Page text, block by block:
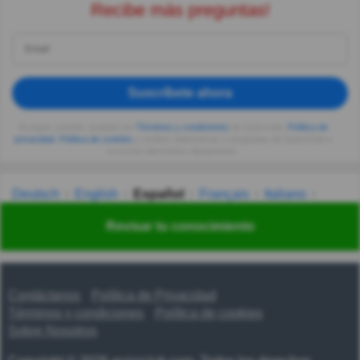
Revisar tu conocimiento
Recibe más preguntas!
Suscríbete ahora
privacidad
Deutsch English Español Français
Italiano
Українська हिन्दी 한국어 汉语
Contáctanos
Política de Privacidad
Términos y condiciones